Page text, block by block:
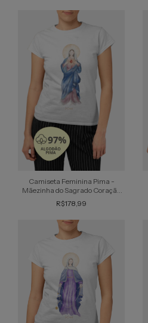
Camiseta Feminina Pima -
Mãezinha do Sagrado Coração
R$178,99